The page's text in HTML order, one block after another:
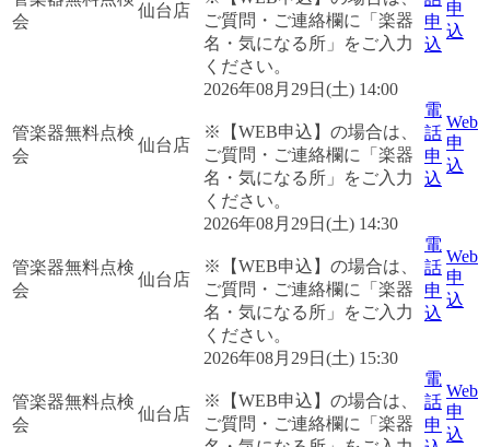
会
仙台店
ご質問・ご連絡欄に「楽器
名・気になる所」をご入力
ください。
申
込
申
込
管楽器無料点検
会
仙台店
2026年08月29日(土) 14:00
※【WEB申込】の場合は、
ご質問・ご連絡欄に「楽器
名・気になる所」をご入力
ください。
電
話
申
込
Web
申
込
管楽器無料点検
会
仙台店
2026年08月29日(土) 14:30
※【WEB申込】の場合は、
ご質問・ご連絡欄に「楽器
名・気になる所」をご入力
ください。
電
話
申
込
Web
申
込
管楽器無料点検
会
仙台店
2026年08月29日(土) 15:30
※【WEB申込】の場合は、
ご質問・ご連絡欄に「楽器
電
話
申
Web
申
込